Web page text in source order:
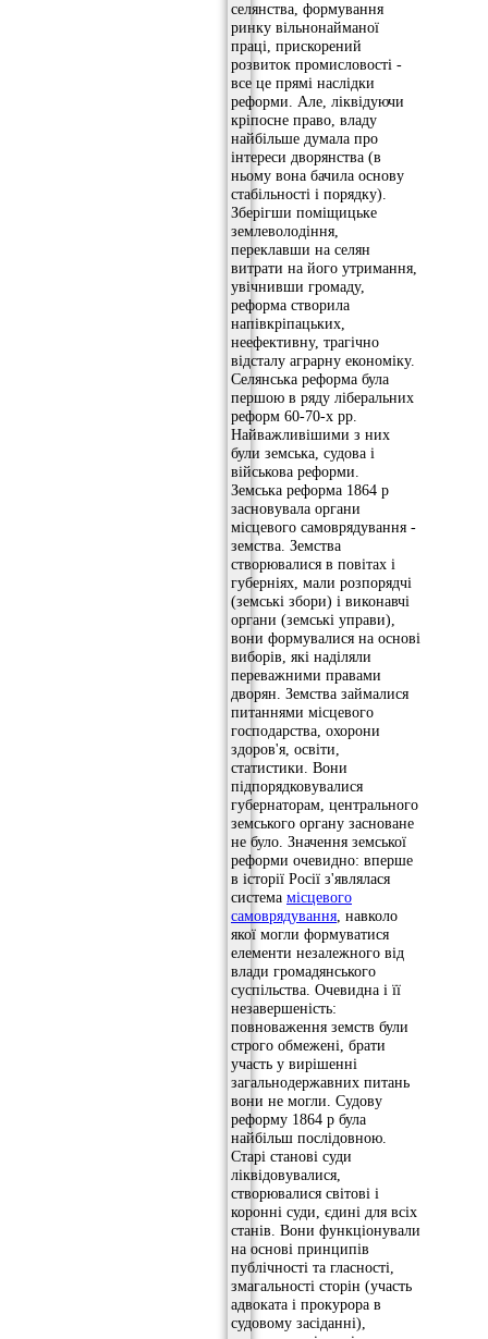
селянства, формування
ринку вільнонайманої
праці, прискорений
розвиток промисловості -
все це прямі наслідки
реформи. Але, ліквідуючи
кріпосне право, владу
найбільше думала про
інтереси дворянства (в
ньому вона бачила основу
стабільності і порядку).
Зберігши поміщицьке
землеволодіння,
переклавши на селян
витрати на його утримання,
увічнивши громаду,
реформа створила
напівкріпацьких,
неефективну, трагічно
відсталу аграрну економіку.
Селянська реформа була
першою в ряду ліберальних
реформ 60-70-х рр.
Найважливішими з них
були земська, судова і
військова реформи.
Земська реформа 1864 р
засновувала органи
місцевого самоврядування -
земства. Земства
створювалися в повітах і
губерніях, мали розпорядчі
(земські збори) і виконавчі
органи (земські управи),
вони формувалися на основі
виборів, які наділяли
переважними правами
дворян. Земства займалися
питаннями місцевого
господарства, охорони
здоров'я, освіти,
статистики. Вони
підпорядковувалися
губернаторам, центрального
земського органу засноване
не було. Значення земської
реформи очевидно: вперше
в історії Росії з'являлася
система місцевого
самоврядування , навколо
якої могли формуватися
елементи незалежного від
влади громадянського
суспільства. Очевидна і її
незавершеність:
повноваження земств були
строго обмежені, брати
участь у вирішенні
загальнодержавних питань
вони не могли. Судову
реформу 1864 р була
найбільш послідовною.
Старі станові суди
ліквідовувалися,
створювалися світові і
коронні суди, єдині для всіх
станів. Вони функціонували
на основі принципів
публічності та гласності,
змагальності сторін (участь
адвоката і прокурора в
судовому засіданні),